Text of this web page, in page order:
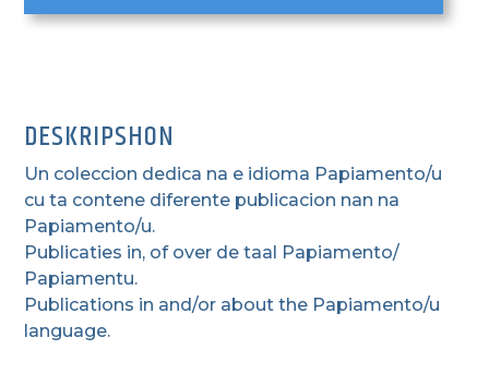
DESKRIPSHON
Un coleccion dedica na e idioma Papiamento/u
cu ta contene diferente publicacion nan na
Papiamento/u.
Publicaties in, of over de taal Papiamento/
Papiamentu.
Publications in and/or about the Papiamento/u
language.